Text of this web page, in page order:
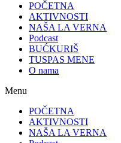
POČETNA
AKTIVNOSTI
NAŠA LA VERNA
Podcast
BUĆKURIŠ
TUSPAS MENE
O nama
Menu
POČETNA
AKTIVNOSTI
NAŠA LA VERNA